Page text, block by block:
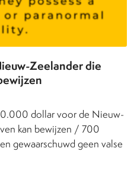
Zeelander die
dollar voor de Nieuw-
kan bewijzen / 700
gewaarschuwd geen valse